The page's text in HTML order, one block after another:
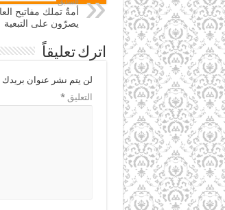
أمةٌ تملك مفاتيح
يصرّون على التبعية
اترك تعليقاً
لن يتم نشر عنوان بريدك
التعليق*